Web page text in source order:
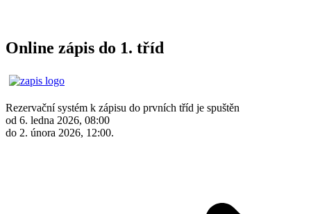
Online zápis do 1. tříd
Rezervační systém k zápisu do prvních tříd je spuštěn
od 6. ledna 2026, 08:00
do 2. února 2026, 12:00.